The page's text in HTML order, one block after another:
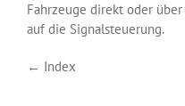
Fahrzeuge direkt oder
auf die Signalsteuerung.
← Index